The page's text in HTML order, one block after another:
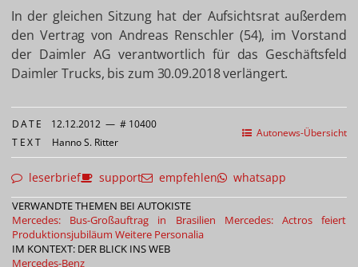
In der gleichen Sitzung hat der Aufsichtsrat außerdem
den Vertrag von Andreas Renschler (54), im Vorstand
der Daimler AG verantwortlich für das Geschäftsfeld
Daimler Trucks, bis zum 30.09.2018 verlängert.
Autonews-Übersicht
DATE 12.12.2012 — # 10400
TEXT Hanno S. Ritter
leserbrief support empfehlen whatsapp
VERWANDTE THEMEN BEI AUTOKISTE
Mercedes: Bus-Großauftrag in Brasilien
Mercedes: Actros feiert
Produktionsjubiläum Weitere Personalia
IM KONTEXT: DER BLICK INS WEB
Mercedes-Benz